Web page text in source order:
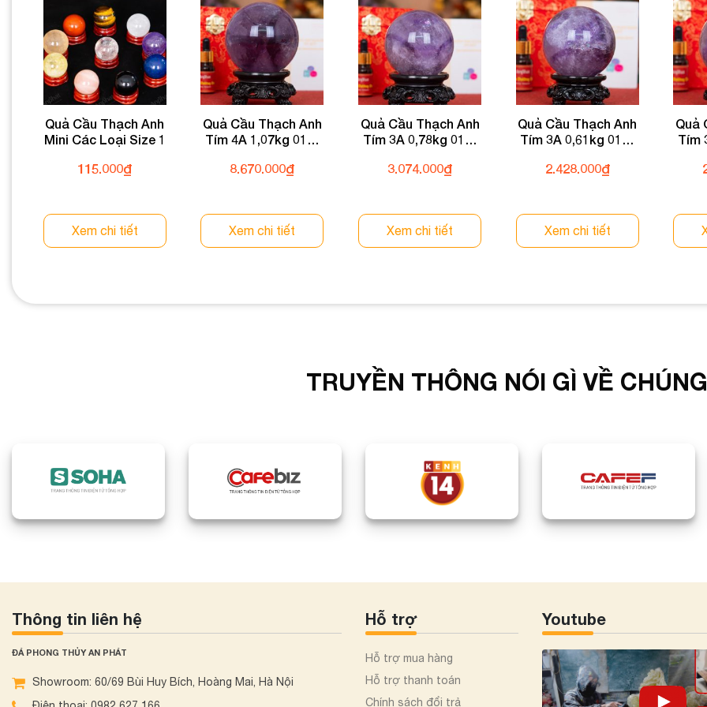
Quả Cầu Thạch Anh
Mini Các Loại Size 1
115.000₫
Xem chi tiết
Quả Cầu Thạch Anh
Tím 4A 1,07kg 011-
8.670.000₫
Xem chi tiết
Quả Cầu Thạch Anh
Tím 3A 0,78kg 011-
3.074.000₫
Xem chi tiết
Quả Cầu Thạch Anh
Tím 3A 0,61kg 011-
2.428.000₫
Xem chi tiết
Quả
Tím
TRUYỀN THÔNG NÓI GÌ VỀ
Thông tin liên hệ
ĐÁ PHONG THỦY AN PHÁT
Showroom: 60/69 Bùi Huy Bích, Hoàng Mai, Hà Nội
Hỗ trợ
Hỗ trợ mua hàng
Hỗ trợ thanh toán
Chính sách đổi trả
Youtube